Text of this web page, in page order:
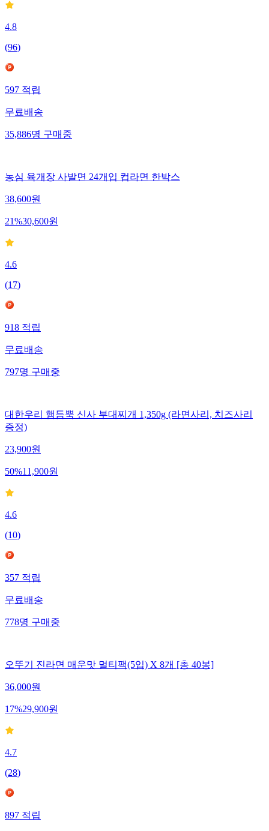
4.8
(96)
597 적립
무료배송
35,886명 구매중
농심 육개장 사발면 24개입 컵라면 한박스
38,600원
21%30,600원
4.6
(17)
918 적립
무료배송
797명 구매중
대한우리 햄듬뿍 신사 부대찌개 1,350g (라면사리, 치즈사리
증정)
23,900원
50%11,900원
4.6
(10)
357 적립
무료배송
778명 구매중
오뚜기 진라면 매운맛 멀티팩(5입) X 8개 [총 40봉]
36,000원
17%29,900원
4.7
(28)
897적립